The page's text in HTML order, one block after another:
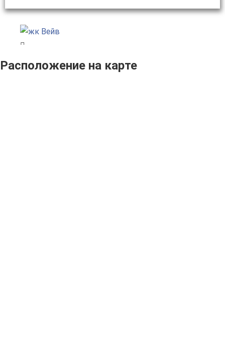
Расположение на карте